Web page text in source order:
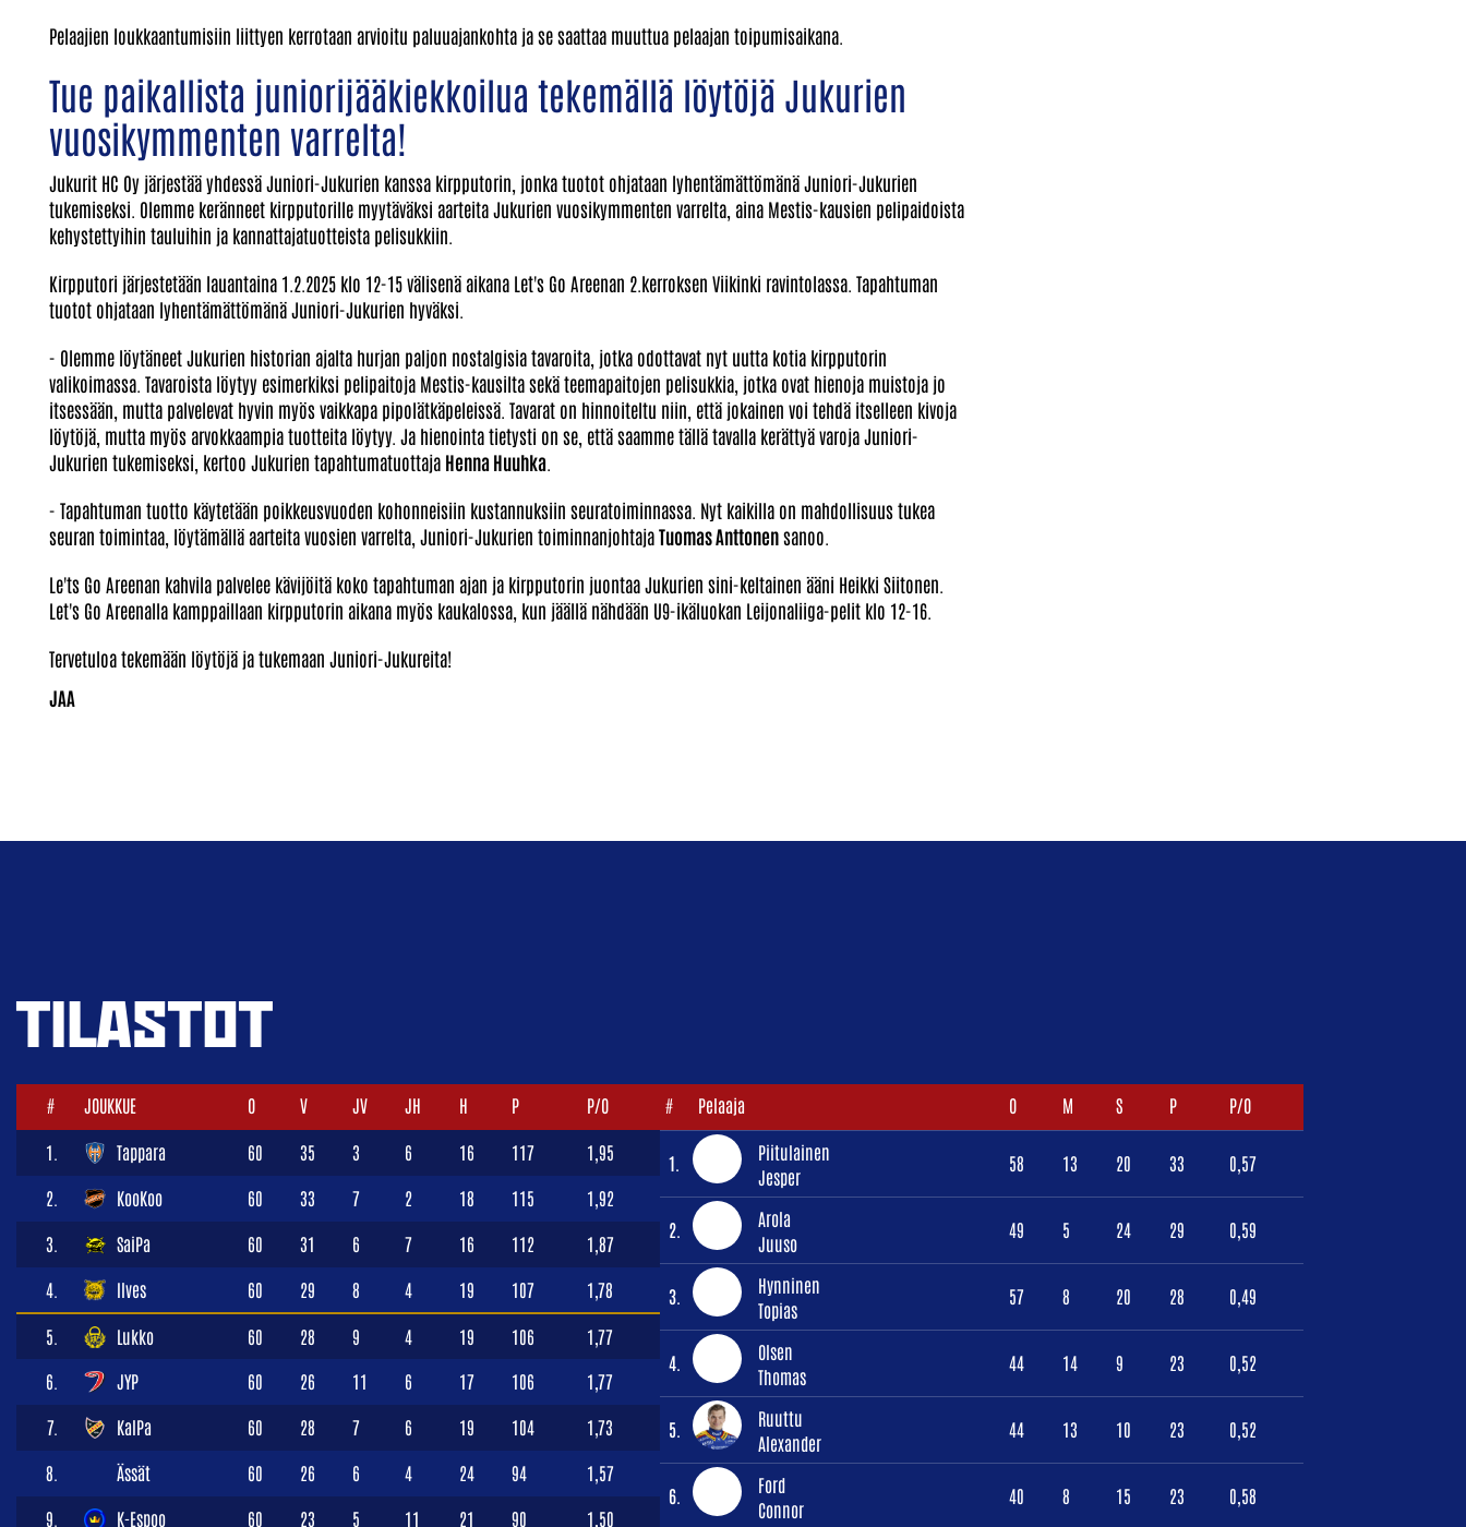
Pelaajien loukkaantumisiin liittyen kerrotaan arvioitu paluuajankohta ja se saattaa muuttua pelaajan toipumisaikana.
Tue paikallista juniorijääkiekkoilua tekemällä löytöjä Jukurien
vuosikymmenten varrelta!
Jukurit HC Oy järjestää yhdessä Juniori-Jukurien kanssa kirpputorin, jonka tuotot ohjataan lyhentämättömänä Juniori-Jukurien
tukemiseksi. Olemme keränneet kirpputorille myytäväksi aarteita Jukurien vuosikymmenten varrelta, aina Mestis-kausien pelipaidoista
kehystettyihin tauluihin ja kannattajatuotteista pelisukkiin.
Kirpputori järjestetään lauantaina 1.2.2025 klo 12-15 välisenä aikana Let's Go Areenan 2.kerroksen Viikinki ravintolassa. Tapahtuman
tuotot ohjataan lyhentämättömänä Juniori-Jukurien hyväksi.
- Olemme löytäneet Jukurien historian ajalta hurjan paljon nostalgisia tavaroita, jotka odottavat nyt uutta kotia kirpputorin
valikoimassa. Tavaroista löytyy esimerkiksi pelipaitoja Mestis-kausilta sekä teemapaitojen pelisukkia, jotka ovat hienoja muistoja jo
itsessään, mutta palvelevat hyvin myös vaikkapa pipolätkäpeleissä. Tavarat on hinnoiteltu niin, että jokainen voi tehdä itselleen kivoja
löytöjä, mutta myös arvokkaampia tuotteita löytyy. Ja hienointa tietysti on se, että saamme tällä tavalla kerättyä varoja Juniori-
Jukurien tukemiseksi, kertoo Jukurien tapahtumatuottaja Henna Huuhka
- Tapahtuman tuotto käytetään poikkeusvuoden kohonneisiin kustannuksiin seuratoiminnassa. Nyt kaikilla on mahdollisuus tukea
seuran toimintaa, löytämällä aarteita vuosien varrelta, Juniori-Jukurien toiminnanjohtajaTuomas Anttonensanoo.
Le'ts Go Areenan kahvila palvelee kävijöitä koko tapahtuman ajan ja kirpputorin juontaa Jukurien sini-keltainen ääni Heikki Siitonen.
Let's Go Areenalla kamppaillaan kirpputorin aikana myös kaukalossa, kun jäällä nähdään U9-ikäluokan Leijonaliiga-pelit klo 12-16.
Tervetuloa tekemään löytöjä ja tukemaan Juniori-Jukureita!
TILASTOT
# JOUKKUE O V JV JH H P P/O
1. Tappara 60 35 3 6 16 117 1,95
2. KooKoo 60 33 7 2 18 115 1,92
3. SaiPa 60 31 6 7 16 112 1,87
4. Ilves 60 29 8 4 19 107 1,78
5. Lukko 60 28 9 4 19 106 1,77
6. JYP 60 26 11 6 17 106 1,77
7. KalPa 60 28 7 6 19 104 1,73
8. Ässät 60 26 6 4 24 94 1,57
9. K-Espoo 60 23 5 11 21 90 1,50
# Pelaaja O M S P P/O
1.
Piitulainen
Jesper
58 13 20 33 0,57
2.
Arola
Juuso
49 5 24 29 0,59
3.
Hynninen
Topias
57 8 20 28 0,49
4.
Olsen
Thomas
44 14 9 23 0,52
5.
Ruuttu
Alexander
44 13 10 23 0,52
6.
Ford
Connor
40 8 15 23 0,58